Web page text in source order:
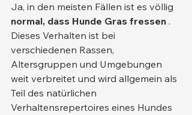
Ja, in den meisten Fällen ist es völlig
normal, dass Hunde Gras fressen .
Dieses Verhalten ist bei
verschiedenen Rassen,
Altersgruppen und Umgebungen
weit verbreitet und wird allgemein als
Teil des natürlichen
Verhaltensrepertoires eines Hundes